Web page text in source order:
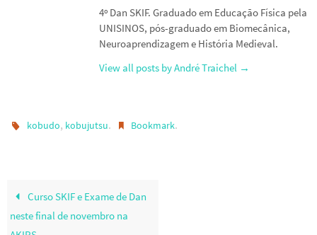
4º Dan SKIF. Graduado em Educação Física pela
UNISINOS, pós-graduado em Biomecânica,
Neuroaprendizagem e História Medieval.
View all posts by André Traichel →
kobudo, kobujutsu. Bookmark.
Curso SKIF e Exame de Dan
neste final de novembro na